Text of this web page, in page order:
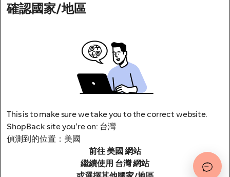
如何運作
地址：台北市松山區南京東路四段1號8樓
隱私權政策
確認國家/地區
This is to make sure we take you to the correct website.
ShopBack site you're on: 台灣
偵測到的位置：美國
前往 美國 網站
繼續使用 台灣 網站